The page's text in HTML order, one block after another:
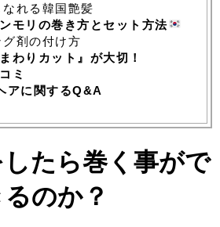
なれる韓国艶髪
モリの巻き方とセット方法
剤の付け方
わりカット』が大切！
ミ
アに関するQ&A
たら巻く事がで
るのか？